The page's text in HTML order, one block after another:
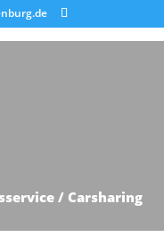
/ Carsharing